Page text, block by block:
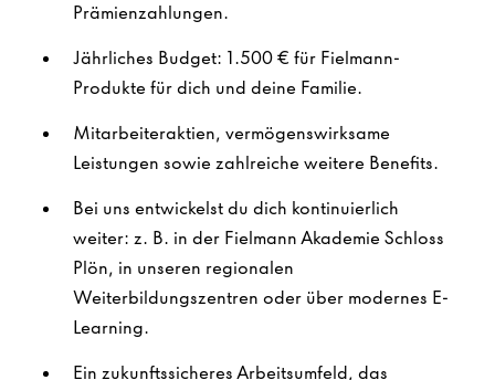
Prämienzahlungen.
Jährliches Budget: 1.500 € für Fielmann-
Produkte für dich und deine Familie.
Mitarbeiteraktien, vermögenswirksame
Leistungen sowie zahlreiche weitere Benefits.
Bei uns entwickelst du dich kontinuierlich
weiter: z. B. in der Fielmann Akademie Schloss
Plön, in unseren regionalen
Weiterbildungszentren oder über modernes E-
Learning.
Ein zukunftssicheres Arbeitsumfeld, das